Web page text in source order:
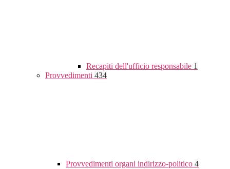
Recapiti dell'ufficio responsabile 1
Provvedimenti 434
Provvedimenti organi indirizzo-politico 4